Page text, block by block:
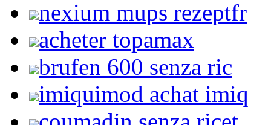
nexium mups rezeptfr
acheter topamax
brufen 600 senza ric
imiquimod achat imiq